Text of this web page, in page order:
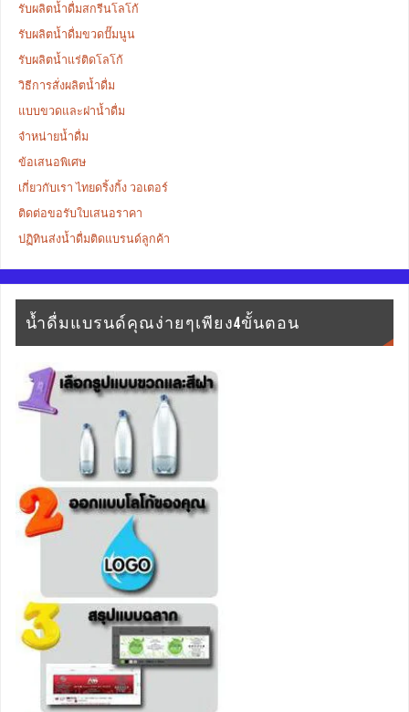
รับผลิตน้ำดื่มสกรีนโลโก้
รับผลิตน้ำดื่มขวดปั๊มนูน
รับผลิตน้ำแร่ติดโลโก้
วิธีการสั่งผลิตน้ำดื่ม
แบบขวดและฝาน้ำดื่ม
จำหน่ายน้ำดื่ม
ข้อเสนอพิเศษ
เกี่ยวกับเรา ไทยดริ้งกิ้ง วอเตอร์
ติดต่อขอรับใบเสนอราคา
ปฏิทินส่งน้ำดื่มติดแบรนด์ลูกค้า
น้ำดื่มแบรนด์คุณง่ายๆเพียง4ขั้นตอน